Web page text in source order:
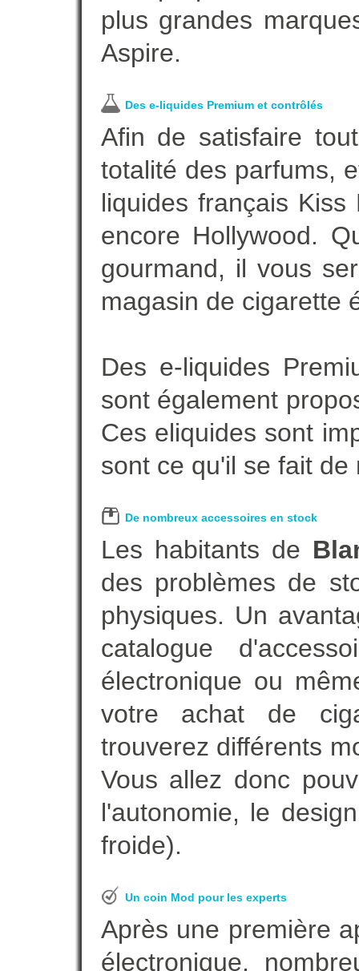
plus grandes
Aspire.
Des e-liquides Premium et contrôlés
Afin de satisfaire
totalité des parfums,
liquides français
encore Hollywood.
gourmand, il vous
magasin de cigarette
Des e-liquides
sont également
Ces eliquides sont
sont ce qu'il se fait
De nombreux accessoires en stock
Les habitants de
des problèmes de
physiques. Un
catalogue
électronique ou
votre achat de
trouverez différents
Vous allez donc
l'autonomie, le
froide).
Un coin Mod pour les experts
Après une première
électronique,